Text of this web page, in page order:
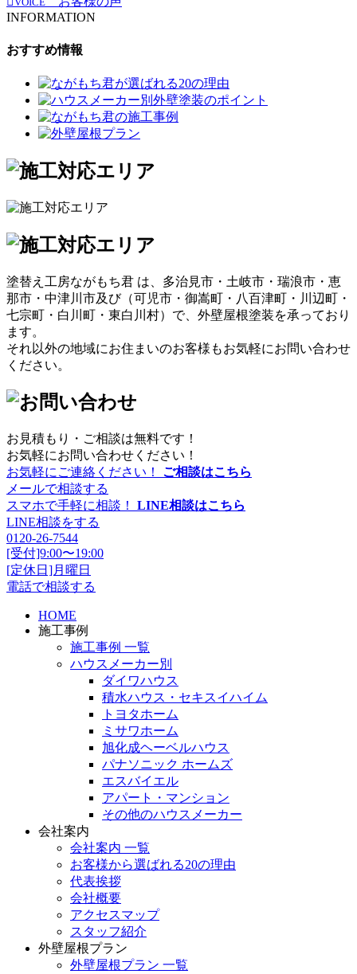
INFORMATION
おすすめ情報
塗替え工房ながもち君 は、多治見市・土岐市・瑞浪市・恵
那市・中津川市及び（可児市・御嵩町・八百津町・川辺町・
七宗町・白川町・東白川村）で、外壁屋根塗装を承っており
ます。
それ以外の地域にお住まいのお客様もお気軽にお問い合わせ
ください。
お見積もり・ご相談は無料です！
お気軽にお問い合わせください！
お気軽にご連絡ください！ ご相談はこちら
メールで相談する
スマホで手軽に相談！ LINE相談はこちら
LINE相談をする
0120-26-7544
[受付]9:00〜19:00
[定休日]月曜日
電話で相談する
HOME
施工事例
施工事例 一覧
ハウスメーカー別
ダイワハウス
積水ハウス・セキスイハイム
トヨタホーム
ミサワホーム
旭化成ヘーベルハウス
パナソニック ホームズ
エスバイエル
アパート・マンション
その他のハウスメーカー
会社案内
会社案内 一覧
お客様から選ばれる20の理由
代表挨拶
会社概要
アクセスマップ
スタッフ紹介
外壁屋根プラン
外壁屋根プラン 一覧